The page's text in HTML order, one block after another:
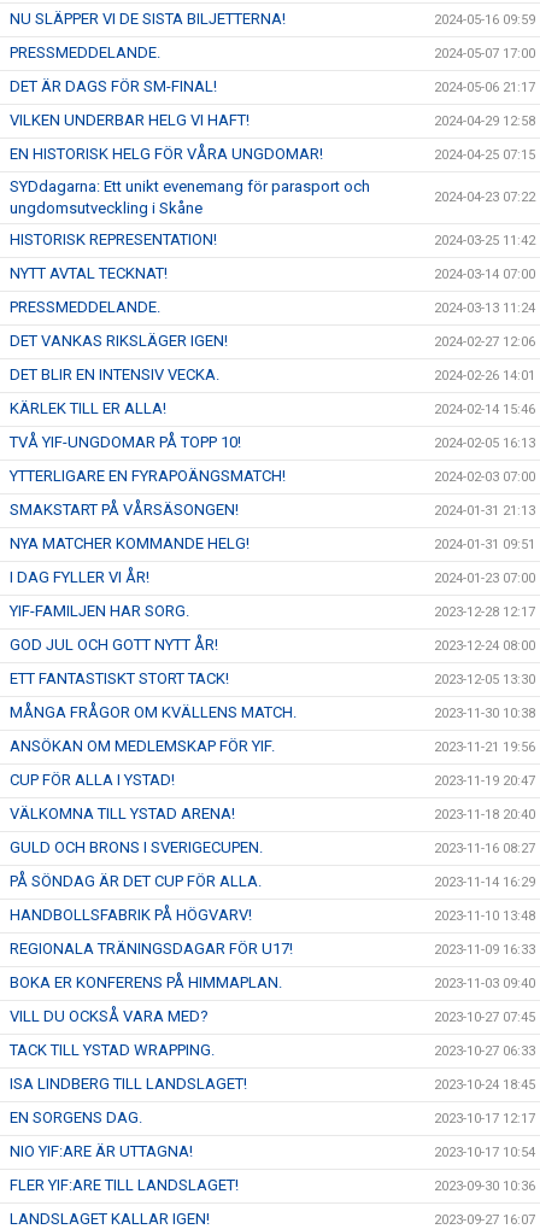
NU SLÄPPER VI DE SISTA BILJETTERNA! 2024-05-16 09:59
PRESSMEDDELANDE. 2024-05-07 17:00
DET ÄR DAGS FÖR SM-FINAL! 2024-05-06 21:17
VILKEN UNDERBAR HELG VI HAFT! 2024-04-29 12:58
EN HISTORISK HELG FÖR VÅRA UNGDOMAR! 2024-04-25 07:15
SYDdagarna: Ett unikt evenemang för parasport och
ungdomsutveckling i Skåne
2024-04-23 07:22
HISTORISK REPRESENTATION! 2024-03-25 11:42
NYTT AVTAL TECKNAT! 2024-03-14 07:00
PRESSMEDDELANDE. 2024-03-13 11:24
DET VANKAS RIKSLÄGER IGEN! 2024-02-27 12:06
DET BLIR EN INTENSIV VECKA. 2024-02-26 14:01
KÄRLEK TILL ER ALLA! 2024-02-14 15:46
TVÅ YIF-UNGDOMAR PÅ TOPP 10! 2024-02-05 16:13
YTTERLIGARE EN FYRAPOÄNGSMATCH! 2024-02-03 07:00
SMAKSTART PÅ VÅRSÄSONGEN! 2024-01-31 21:13
NYA MATCHER KOMMANDE HELG! 2024-01-31 09:51
I DAG FYLLER VI ÅR! 2024-01-23 07:00
YIF-FAMILJEN HAR SORG. 2023-12-28 12:17
GOD JUL OCH GOTT NYTT ÅR! 2023-12-24 08:00
ETT FANTASTISKT STORT TACK! 2023-12-05 13:30
MÅNGA FRÅGOR OM KVÄLLENS MATCH. 2023-11-30 10:38
ANSÖKAN OM MEDLEMSKAP FÖR YIF. 2023-11-21 19:56
CUP FÖR ALLA I YSTAD! 2023-11-19 20:47
VÄLKOMNA TILL YSTAD ARENA! 2023-11-18 20:40
GULD OCH BRONS I SVERIGECUPEN. 2023-11-16 08:27
PÅ SÖNDAG ÄR DET CUP FÖR ALLA. 2023-11-14 16:29
HANDBOLLSFABRIK PÅ HÖGVARV! 2023-11-10 13:48
REGIONALA TRÄNINGSDAGAR FÖR U17! 2023-11-09 16:33
BOKA ER KONFERENS PÅ HIMMAPLAN. 2023-11-03 09:40
VILL DU OCKSÅ VARA MED? 2023-10-27 07:45
TACK TILL YSTAD WRAPPING. 2023-10-27 06:33
ISA LINDBERG TILL LANDSLAGET! 2023-10-24 18:45
EN SORGENS DAG. 2023-10-17 12:17
NIO YIF:ARE ÄR UTTAGNA! 2023-10-17 10:54
FLER YIF:ARE TILL LANDSLAGET! 2023-09-30 10:36
LANDSLAGET KALLAR IGEN! 2023-09-27 16:07